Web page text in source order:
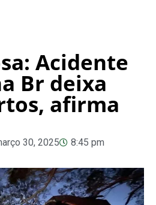
Acidente
Br deixa
afirma
30, 2025 8:45 pm